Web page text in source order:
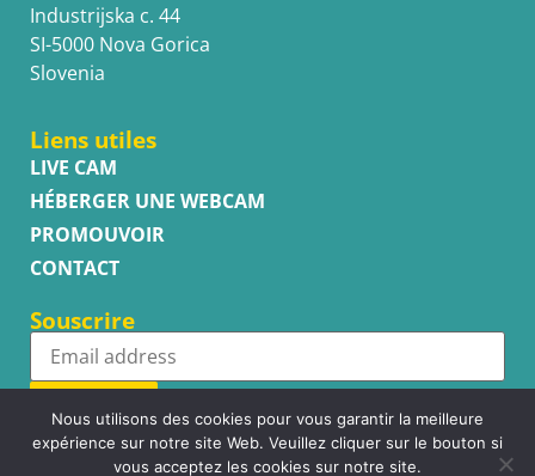
Industrijska c. 44
SI-5000 Nova Gorica
Slovenia
Liens utiles
LIVE CAM
HÉBERGER UNE WEBCAM
PROMOUVOIR
CONTACT
Souscrire
Subscribe
Nous utilisons des cookies pour vous garantir la meilleure
expérience sur notre site Web. Veuillez cliquer sur le bouton si
vous acceptez les cookies sur notre site.